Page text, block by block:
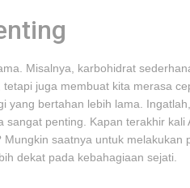
Misalnya, karbohidrat
juga membuat kita merasa
yang bertahan lebih lama.
sangat penting. Kapan terakhir
saatnya untuk melakukan
dekat pada kebahagiaan sejati.